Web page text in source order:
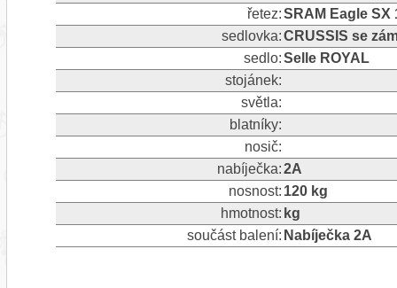
řetez:SRAM Eagle SX
sedlovka:CRUSSIS se
sedlo:Selle ROYAL
stojánek:
světla:
blatníky:
nosič:
nabíječka:2A
nosnost: 120 kg
hmotnost: kg
součást balení: Nabíječka 2A